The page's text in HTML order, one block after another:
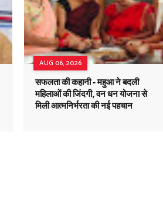
AUG 06, 2026
सफलता की कहानी - महुआ ने बदली
महिलाओं की जिंदगी, वन धन योजना से
मिली आत्मनिर्भरता की नई पहचान